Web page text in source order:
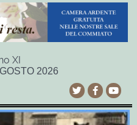
XI
2026